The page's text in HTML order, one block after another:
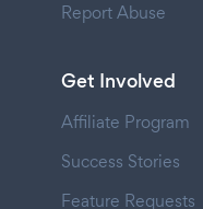
Report Abuse
Get Involved
Affiliate Program
Success Stories
Feature Requests